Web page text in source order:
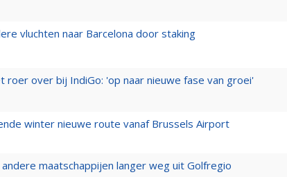
vluchten naar Barcelona door staking
roer over bij IndiGo: 'op naar nieuwe fase van groei'
winter nieuwe route vanaf Brussels Airport
maatschappijen langer weg uit Golfregio